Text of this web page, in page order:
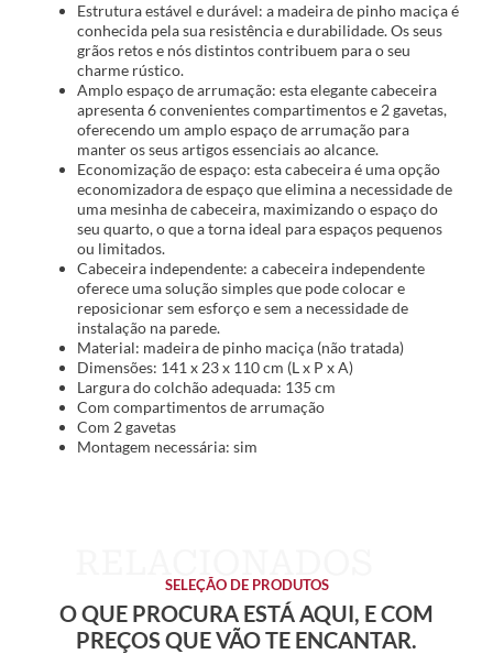
Estrutura estável e durável: a madeira de pinho maciça é
conhecida pela sua resistência e durabilidade. Os seus
grãos retos e nós distintos contribuem para o seu
charme rústico.
Amplo espaço de arrumação: esta elegante cabeceira
apresenta 6 convenientes compartimentos e 2 gavetas,
oferecendo um amplo espaço de arrumação para
manter os seus artigos essenciais ao alcance.
Economização de espaço: esta cabeceira é uma opção
economizadora de espaço que elimina a necessidade de
uma mesinha de cabeceira, maximizando o espaço do
seu quarto, o que a torna ideal para espaços pequenos
ou limitados.
Cabeceira independente: a cabeceira independente
oferece uma solução simples que pode colocar e
reposicionar sem esforço e sem a necessidade de
instalação na parede.
Material: madeira de pinho maciça (não tratada)
Dimensões: 141 x 23 x 110 cm (L x P x A)
Largura do colchão adequada: 135 cm
Com compartimentos de arrumação
Com 2 gavetas
Montagem necessária: sim
SELEÇÃO DE PRODUTOS
O QUE PROCURA ESTÁ AQUI, E COM
PREÇOS QUE VÃO TE ENCANTAR.